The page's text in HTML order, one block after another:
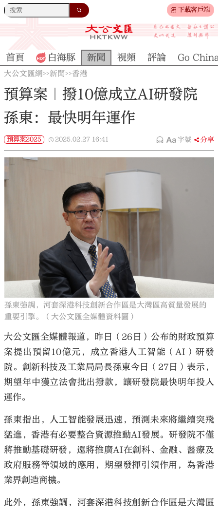
下載客戶端
大公文匯
首頁 白海豚 新聞 視頻 評論 Go
大公文匯網>>新聞>>香港
預算案｜撥10億成立AI研發院
孫東：最快明年運作
預算案2025 2025.02.27 16:41 字號 分享
孫東強調，河套深港科技創新合作區是大灣區高質量發展的
重要引擎。（大公文匯全媒體資料圖）
大公文匯全媒體報道，昨日（26日）公布的財政預算
案提出預留10億元，成立香港人工智能（AI）研發
院。創新科技及工業局局長孫東今日（27日）表示，
期望年中獲立法會批出撥款，讓研發院最快明年投入
運作。
孫東指出，人工智能發展迅速，預測未來將繼續突飛
猛進，香港有必要整合資源推動AI發展。研發院不僅
將推動基礎研發，還將推廣AI在創科、金融、醫療及
政府服務等領域的應用，期望發揮引領作用，為香港
業界創造商機。
此外，孫東強調，河套深港科技創新合作區是大灣區